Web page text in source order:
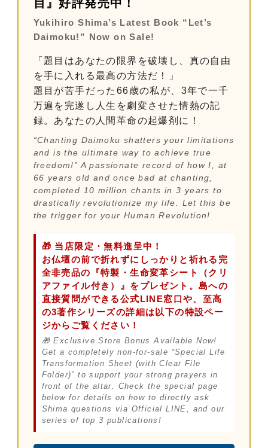
目』好評発売中！
Yukihiro Shima’s Latest Book “Let’s
Daimoku!” Now on Sale!
「題目はあなたの限界を破壊し、真の自由
を手に入れる最高の方法だ！」
題目が苦手だった66歳の私が、3年で一千
万遍を完遂し人生を劇変させた情熱の記
録。あなたの人間革命の起爆剤に！
“Chanting Daimoku shatters your limitations
and is the ultimate way to achieve true
freedom!” A passionate record of how I, at
66 years old and once bad at chanting,
completed 10 million chants in 3 years to
drastically revolutionize my life. Let this be
the trigger for your Human Revolution!
🎁 当店限定・無料進呈中！
お仏壇の前で折れずにしっかりと祈れる完
全非売品の『特製・生命変革シート（クリ
アファイル付き）』をプレゼント。島への
直接質問ができる公式LINE窓口や、至高
の3著作シリーズの詳細は以下の特設ペー
ジからご覧ください！
🎁 Exclusive Store Bonus Available Now!
Get a completely non-for-sale “Special Life
Transformation Sheet (with Clear File
Folder)” to support your strong prayers in
front of the altar. Check the special page
below for details on how to directly ask
Shima questions via Official LINE, and our
series of top 3 publications!